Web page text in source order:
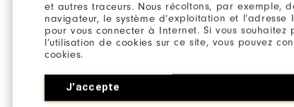
et autres traceurs. Nous récoltons, par exemple,
navigateur, le système d’exploitation et
pour vous connecter à Internet. Si vous souhaitez
l’utilisation de cookies sur ce site, vous pouvez
cookies.
J'accepte
HANDTASCHEN
Offene Handtaschen bieten
zusätzliche Wärme und